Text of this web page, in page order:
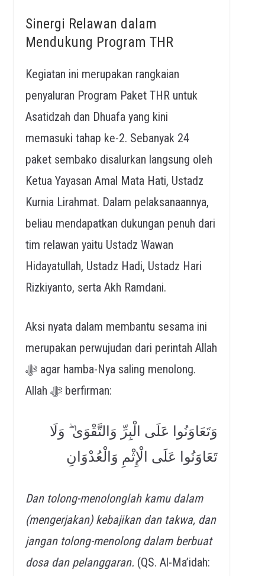
Sinergi Relawan dalam
Mendukung Program THR
Kegiatan ini merupakan rangkaian
penyaluran Program Paket THR untuk
Asatidzah dan Dhuafa yang kini
memasuki tahap ke-2. Sebanyak 24
paket sembako disalurkan langsung oleh
Ketua Yayasan Amal Mata Hati, Ustadz
Kurnia Lirahmat. Dalam pelaksanaannya,
beliau mendapatkan dukungan penuh dari
tim relawan yaitu Ustadz Wawan
Hidayatullah, Ustadz Hadi, Ustadz Hari
Rizkiyanto, serta Akh Ramdani.
Aksi nyata dalam membantu sesama ini
merupakan perwujudan dari perintah Allah
ﷻ agar hamba-Nya saling menolong.
Allah ﷻ berfirman:
وَتَعَاوَنُوا عَلَى الْبِرِّ وَالتَّقْوَىٰ ۖ وَلَا
تَعَاوَنُوا عَلَى الْإِثْمِ وَالْعُدْوَانِ
Dan tolong-menolonglah kamu dalam
(mengerjakan) kebajikan dan takwa, dan
jangan tolong-menolong dalam berbuat
dosa dan pelanggaran. (QS. Al-Ma’idah: